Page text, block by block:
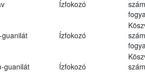
Ízfokozó
guanilát Ízfokozó
guanilát Ízfokozó